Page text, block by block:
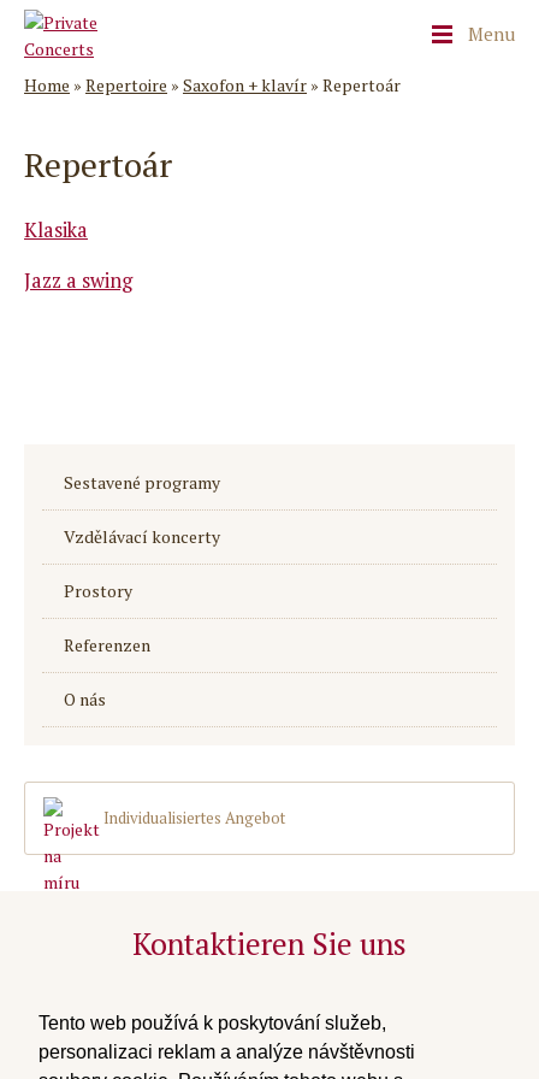
Tento web používá k poskytování služeb,
personalizaci reklam a analýze návštěvnosti
Menu
Home » Repertoire » Saxofon + klavír » Repertoár
Repertoár
Klasika
Jazz a swing
Sestavené programy
Vzdělávací koncerty
Prostory
Referenzen
O nás
Individualisiertes Angebot
Kontaktieren Sie uns
email:info@private-concerts.cz
zpracování osobních údajů